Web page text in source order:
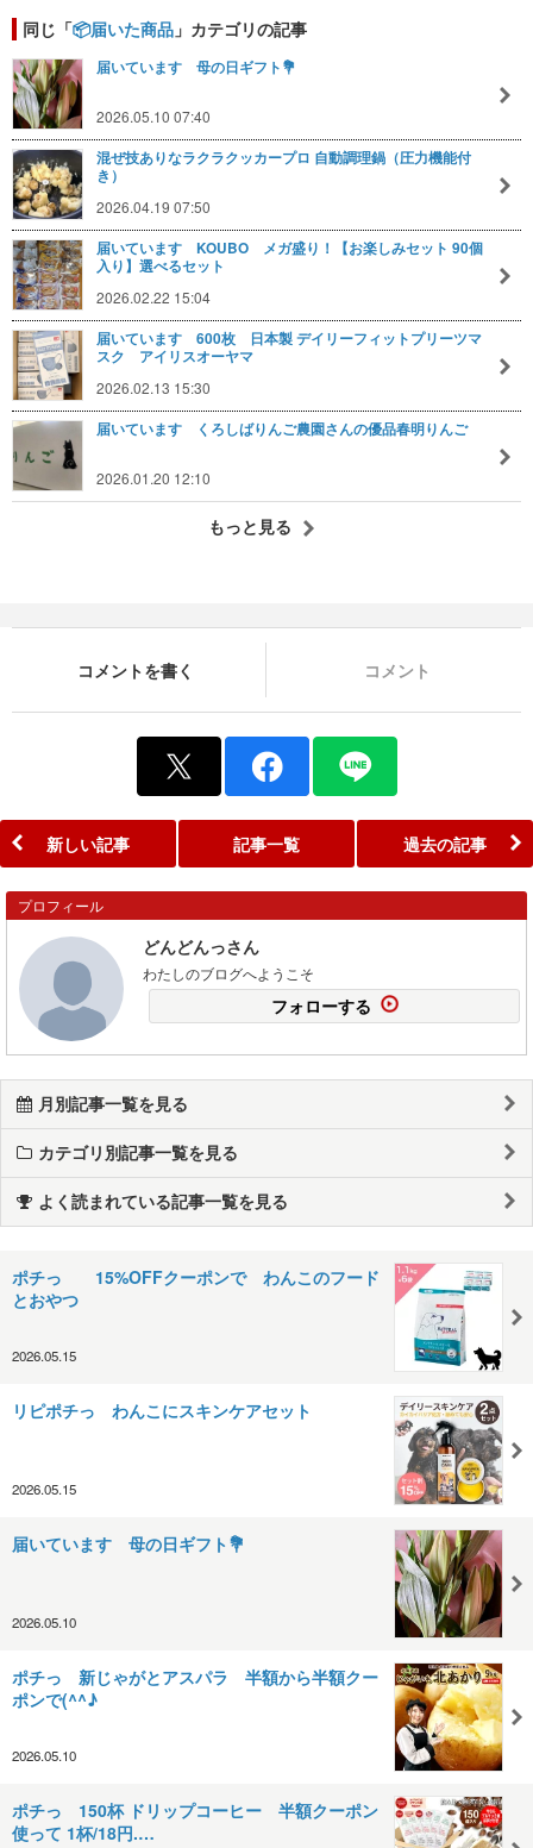
同じ「📦届いた商品 」カテゴリの記事
届いています 母の日ギフト💐
2026.05.10 07:40
混ぜ技ありなラクラクッカープロ 自動調理鍋（圧力機能付
き）
2026.04.19 07:50
届いています KOUBO メガ盛り！【お楽しみセット 90個
入り】選べるセット
2026.02.22 15:04
届いています 600枚 日本製 デイリーフィットプリーツマ
スク アイリスオーヤマ
2026.02.13 15:30
届いています くろしばりんご農園さんの優品春明りんご
2026.01.20 12:10
もっと見る
コメントを書く コメント
新しい記事 記事一覧 過去の記事
プロフィール
どんどんっさん
わたしのブログへようこそ
フォローする
月別記事一覧を見る
カテゴリ別記事一覧を見る
よく読まれている記事一覧を見る
ポチっ 15%OFFクーポンで わんこのフード
とおやつ
2026.05.15
リピポチっ わんこにスキンケアセット
2026.05.15
届いています 母の日ギフト💐
2026.05.10
ポチっ 新じゃがとアスパラ 半額から半額クー
ポンで(^^♪
2026.05.10
ポチっ 150杯 ドリップコーヒー 半額クーポン
使って 1杯/18円.…